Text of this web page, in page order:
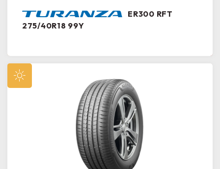
ER300 RFT
275/40R18 99Y